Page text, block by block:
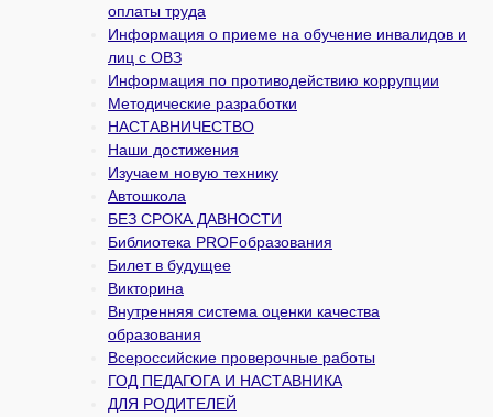
оплаты труда
Информация о приеме на обучение инвалидов и
лиц с ОВЗ
Информация по противодействию коррупции
Методические разработки
НАСТАВНИЧЕСТВО
Наши достижения
Изучаем новую технику
Автошкола
БЕЗ СРОКА ДАВНОСТИ
Библиотека PROFобразования
Билет в будущее
Викторина
Внутренняя система оценки качества
образования
Всероссийские проверочные работы
ГОД ПЕДАГОГА И НАСТАВНИКА
ДЛЯ РОДИТЕЛЕЙ